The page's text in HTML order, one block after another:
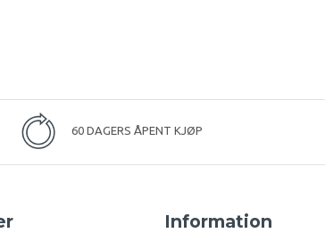
60 DAGERS ÅPENT KJØP
Information